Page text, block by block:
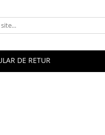
DE RETUR